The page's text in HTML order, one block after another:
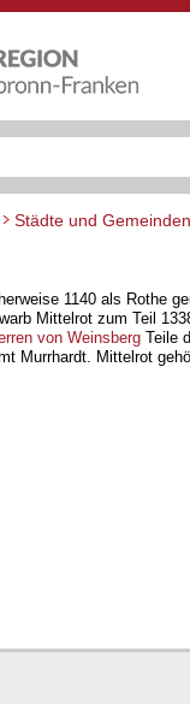
Städte und Gemeinden
1140 als Rothe
Mittelrot zum Teil
von Weinsberg Teile
Murrhardt. Mittelrot